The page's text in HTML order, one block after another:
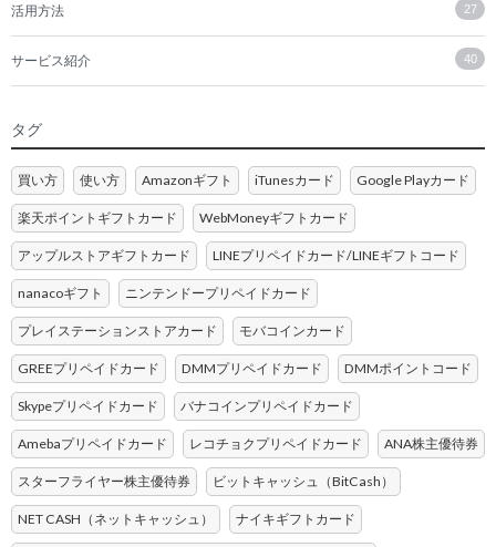
活用方法 27
サービス紹介 40
タグ
買い方 使い方 Amazonギフト iTunesカード Google Playカード
楽天ポイントギフトカード WebMoneyギフトカード
アップルストアギフトカード LINEプリペイドカード/LINEギフトコード
nanacoギフト ニンテンドープリペイドカード
プレイステーションストアカード モバコインカード
GREEプリペイドカード DMMプリペイドカード DMMポイントコード
Skypeプリペイドカード バナコインプリペイドカード
Amebaプリペイドカード レコチョクプリペイドカード ANA株主優待券
スターフライヤー株主優待券 ビットキャッシュ（BitCash）
NET CASH（ネットキャッシュ） ナイキギフトカード